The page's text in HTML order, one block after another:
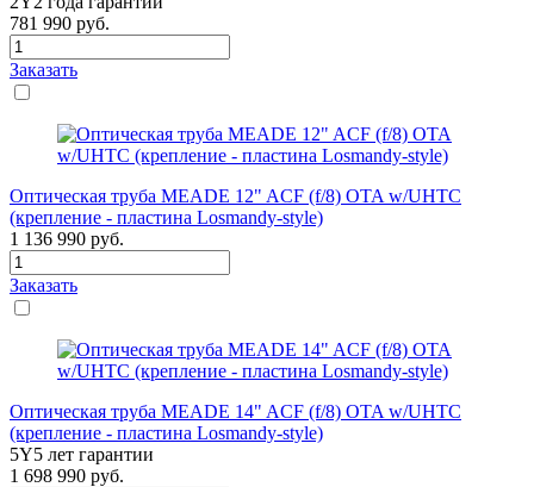
781 990 руб.
Заказать
Оптическая труба MEADE 12" ACF (f/8) OTA w/UHTC
(крепление - пластина Losmandy-style)
1 136 990 руб.
Заказать
Оптическая труба MEADE 14" ACF (f/8) OTA w/UHTC
(крепление - пластина Losmandy-style)
5Y5 лет гарантии
1 698 990 руб.